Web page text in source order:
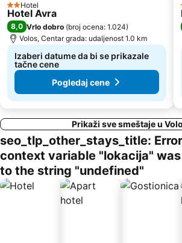
2 Zvezdice
Hotel
Hotel Avra
8,0 Vrlo dobro (broj ocena: 1.024)
Volos, Centar grada: udaljenost 1.0 km
Izaberi datume da bi se prikazale
tačne cene
Pogledaj cene
Prikaži sve smeštaje u
seo_tlp_other_stays_title:
context variable "lokacija"
to the string "undefined"